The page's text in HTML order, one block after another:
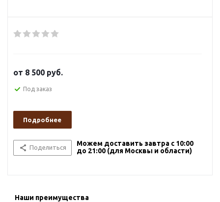
от 8 500 руб.
Под заказ
Подробнее
Поделиться
Можем доставить завтра с 10:00
до 21:00 (для Москвы и области)
Наши преимущества